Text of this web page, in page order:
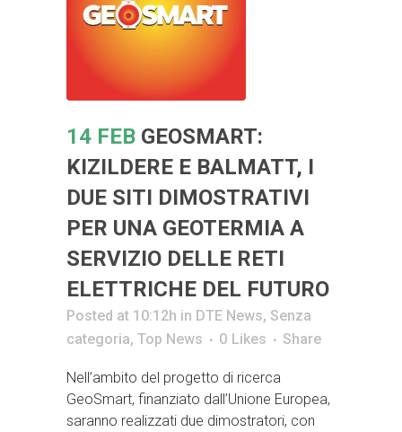
14 FEB GEOSMART:
KIZILDERE E BALMATT, I
DUE SITI DIMOSTRATIVI
PER UNA GEOTERMIA A
SERVIZIO DELLE RETI
ELETTRICHE DEL FUTURO
Posted at 10:12h in DTE News, Senza
categoria, Top News 0 Likes Share
Nell’ambito del progetto di ricerca
GeoSmart, finanziato dall’Unione Europea,
saranno realizzati due dimostratori, con